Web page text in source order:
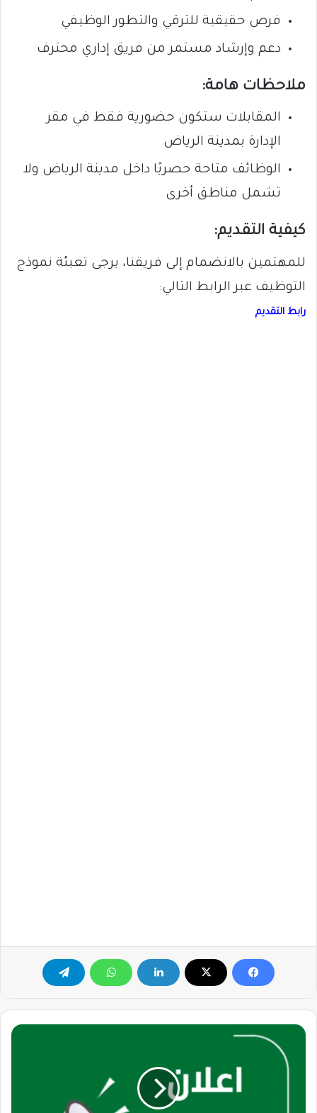
فرص حقيقية للترقي والتطور الوظيفي
دعم وإرشاد مستمر من فريق إداري محترف
ملاحظات هامة:
المقابلات ستكون حضورية فقط في مقر
الإدارة بمدينة الرياض
الوظائف متاحة حصريًا داخل مدينة الرياض ولا
تشمل مناطق أخرى
كيفية التقديم:
للمهتمين بالانضمام إلى فريقنا، يرجى تعبئة نموذج
التوظيف عبر الرابط التالي:
رابط التقديم
شركة
الخريف
التجارية